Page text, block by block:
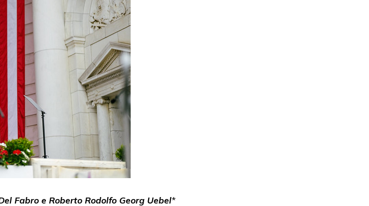
Fabro e Roberto Rodolfo Georg Uebel*